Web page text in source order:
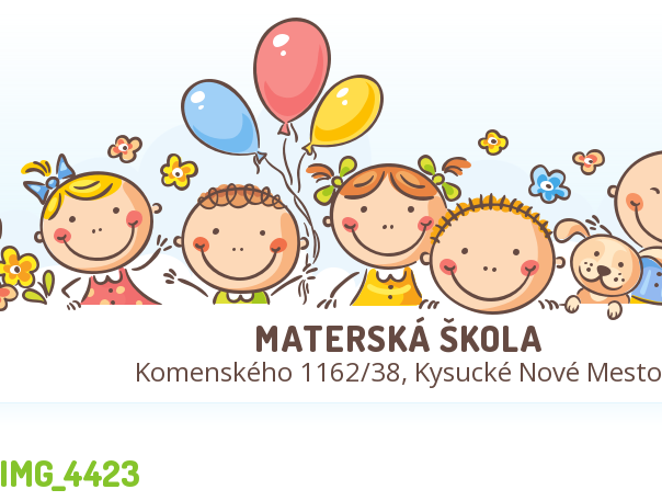
MATERSKÁ ŠKOLA
Komenského 1162/38, Kysucké Nové Mesto
IMG_4423